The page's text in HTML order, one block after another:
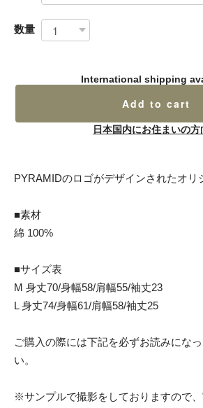
数量
International shipping
Add to cart
日本国内にお住まいの方
PYRAMIDのロゴがデザインされたオリ
■素材
綿 100%
■サイズ表
M 身丈70/身幅58/肩幅55/袖丈23
L 身丈74/身幅61/肩幅58/袖丈25
ご購入の際には下記を必ずお読みにな
い。
※サンプルで撮影をしておりますので